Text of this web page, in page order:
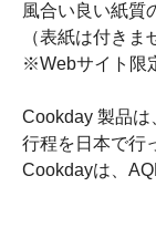
風合い良い紙質
（表紙は付きま
※Webサイト限
Cookday 製品は
行程を日本で行
Cookdayは、